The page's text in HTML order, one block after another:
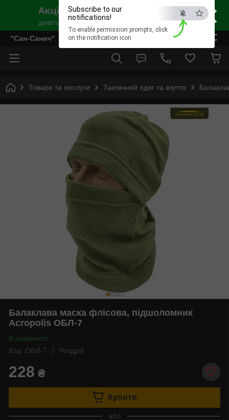
×
ESC
Subscribe to our
notifications!
To enable permission prompts, click
on the notification icon
"Сан-Санич"
Товари та послуги Тактичний одяг та взуття
Балаклава маска флісова, підшоломник
Acropolis ОБЛ-7
В наявності
Код: ОБЛ-7
Роздріб
228 ₴
Купити
або